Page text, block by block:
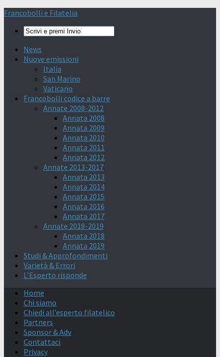
Francobolli e Filatelia
News
Nuove emissioni
Italia
San Marino
Vaticano
Francobolli codice a barre
Annate 2008-2012
Annata 2008
Annata 2009
Annata 2010
Annata 2011
Annata 2012
Annate 2013-2017
Annata 2013
Annata 2014
Annata 2015
Annata 2016
Annata 2017
Annate 2018-2019
Annata 2018
Annata 2019
Studi & Approfondimenti
Varietà & Errori
L’Esperto risponde
Home
Chi siamo
Chiedi all’esperto filatelico
Partners
Sponsor & Adv
Contattaci
Privacy